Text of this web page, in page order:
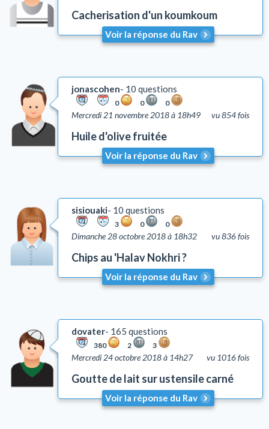
Cacherisation d'un koumkoum
Voir la réponse du Rav
jonascohen 10 questions
0 0 0
vu 854 fois
Mercredi 21 novembre 2018 à 18h49
Huile d'olive fruitée
Voir la réponse du Rav
sisiouaki 10 questions
3 0 0
vu 836 fois
Dimanche 28 octobre 2018 à 18h32
Chips au 'Halav Nokhri ?
Voir la réponse du Rav
dovater 165 questions
380 2 3
vu 1016 fois
Mercredi 24 octobre 2018 à 14h27
Goutte de lait sur ustensile carné
Voir la réponse du Rav